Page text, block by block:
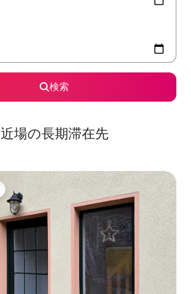
検索
近場の長期滞在先